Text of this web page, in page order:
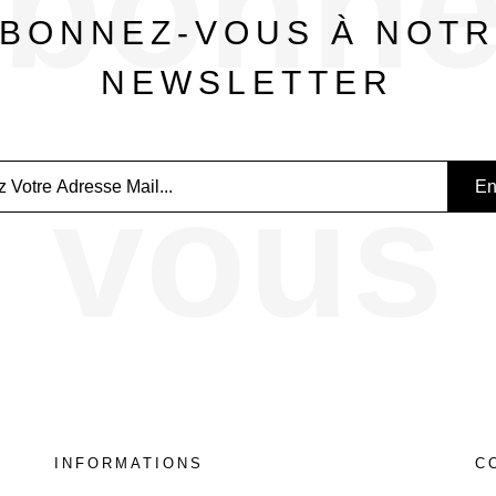
vous
VOUS À
NEWSLETTER
INFORMATIONS